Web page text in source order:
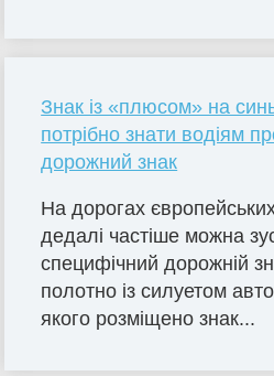
Знак із «плюсом» на
потрібно знати водіям
дорожний знак
На дорогах
дедалі частіше можна
специфічний дорожній
полотно із силуетом
якого розміщено знак...